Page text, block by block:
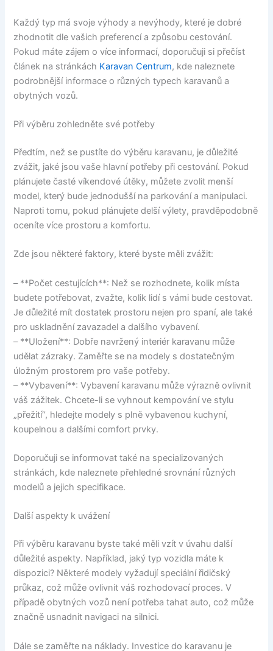
Každý typ má svoje výhody a nevýhody, které je dobré
zhodnotit dle vašich preferencí a způsobu cestování.
Pokud máte zájem o více informací, doporučuji si přečíst
článek na stránkách Karavan Centrum, kde naleznete
podrobnější informace o různých typech karavanů a
obytných vozů.
Při výběru zohledněte své potřeby
Předtím, než se pustíte do výběru karavanu, je důležité
zvážit, jaké jsou vaše hlavní potřeby při cestování. Pokud
plánujete časté víkendové útěky, můžete zvolit menší
model, který bude jednodušší na parkování a manipulaci.
Naproti tomu, pokud plánujete delší výlety, pravděpodobně
oceníte více prostoru a komfortu.
Zde jsou některé faktory, které byste měli zvážit:
– **Počet cestujících**: Než se rozhodnete, kolik místa
budete potřebovat, zvažte, kolik lidí s vámi bude cestovat.
Je důležité mít dostatek prostoru nejen pro spaní, ale také
pro uskladnění zavazadel a dalšího vybavení.
– **Uložení**: Dobře navržený interiér karavanu může
udělat zázraky. Zaměřte se na modely s dostatečným
úložným prostorem pro vaše potřeby.
– **Vybavení**: Vybavení karavanu může výrazně ovlivnit
váš zážitek. Chcete-li se vyhnout kempování ve stylu
„přežití“, hledejte modely s plně vybavenou kuchyní,
koupelnou a dalšími comfort prvky.
Doporučuji se informovat také na specializovaných
stránkách, kde naleznete přehledné srovnání různých
modelů a jejich specifikace.
Další aspekty k uvážení
Při výběru karavanu byste také měli vzít v úvahu další
důležité aspekty. Například, jaký typ vozidla máte k
dispozici? Některé modely vyžadují speciální řidičský
průkaz, což může ovlivnit váš rozhodovací proces. V
případě obytných vozů není potřeba tahat auto, což může
značně usnadnit navigaci na silnici.
Dále se zaměřte na náklady. Investice do karavanu je